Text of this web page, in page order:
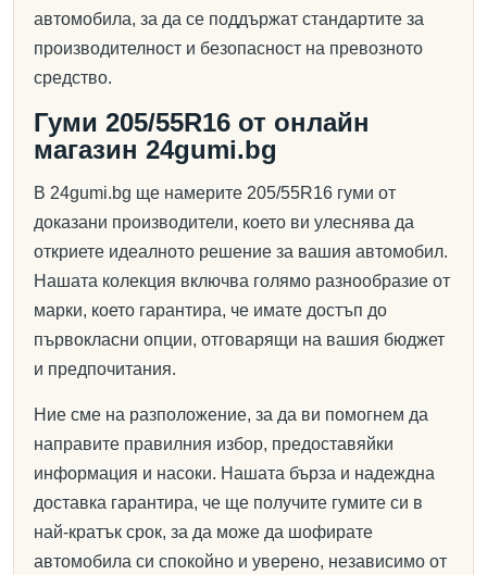
автомобила, за да се поддържат стандартите за
производителност и безопасност на превозното
средство.
Гуми 205/55R16 от онлайн
магазин 24gumi.bg
В 24gumi.bg ще намерите 205/55R16 гуми от
доказани производители, което ви улеснява да
откриете идеалното решение за вашия автомобил.
Нашата колекция включва голямо разнообразие от
марки, което гарантира, че имате достъп до
първокласни опции, отговарящи на вашия бюджет
и предпочитания.
Ние сме на разположение, за да ви помогнем да
направите правилния избор, предоставяйки
информация и насоки. Нашата бърза и надеждна
доставка гарантира, че ще получите гумите си в
най-кратък срок, за да може да шофирате
автомобила си спокойно и уверено, независимо от